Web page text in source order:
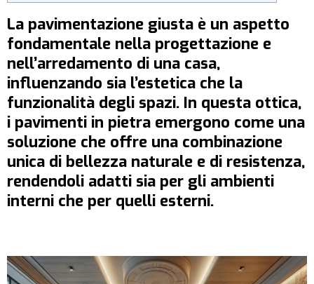
La pavimentazione giusta è un aspetto
fondamentale nella progettazione e
nell’arredamento di una casa,
influenzando sia l’estetica che la
funzionalità degli spazi. In questa ottica,
i pavimenti in pietra emergono come una
soluzione che offre una combinazione
unica di bellezza naturale e di resistenza,
rendendoli adatti sia per gli ambienti
interni che per quelli esterni.